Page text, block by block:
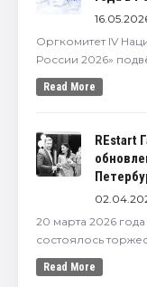
Оргкомитет IV
России 2026»
Read More
REstart
20 марта 2026
состоялось
Read More